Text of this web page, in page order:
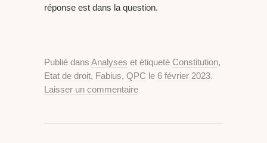
réponse est dans la question.
Publié dans Analyses et étiqueté Constitution,
Etat de droit, Fabius, QPC le 6 février 2023.
Laisser un commentaire